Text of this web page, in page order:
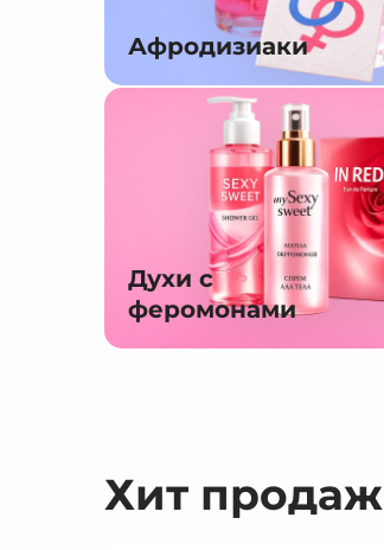
Афродизиаки
Духи с
феромонами
Хит продаж